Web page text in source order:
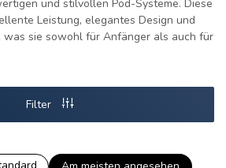
und stilvollen Pod-Systeme. Diese
Leistung, elegantes Design und
was sie sowohl für Anfänger als auch für
Filter